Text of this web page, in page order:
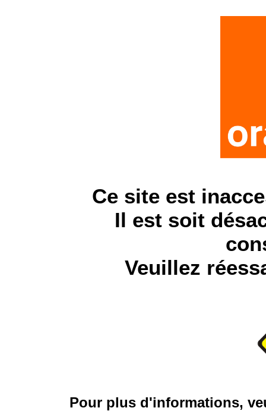
Ce site est
Il est soit
Veuillez
Pour plus d'informations,